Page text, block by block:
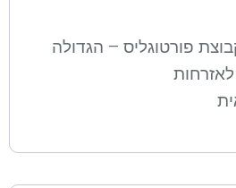
פורטוגליס – הגדולה